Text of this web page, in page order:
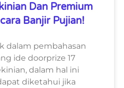
Dan Premium
Banjir Pujian!
dalam pembahasan
ide doorprize 17
dalam hal ini
diketahui jika